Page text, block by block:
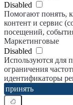
Disabled
Помогают понять,
контент и сервис
посещений,
Маркетинговые
Disabled
Используются для
ограничения
идентификаторы
принять